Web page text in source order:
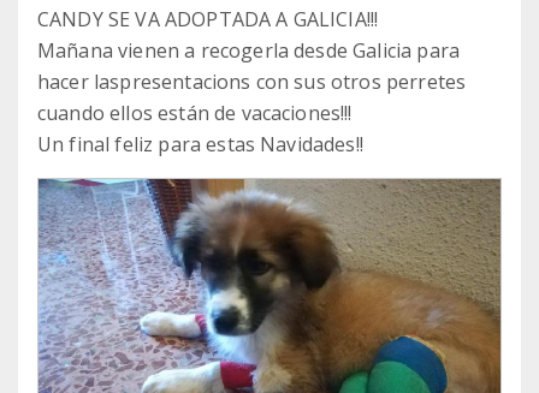
CANDY SE VA ADOPTADA A GALICIA!!!
Mañana vienen a recogerla desde Galicia para
hacer laspresentacions con sus otros perretes
cuando ellos están de vacaciones!!!
Un final feliz para estas Navidades!!